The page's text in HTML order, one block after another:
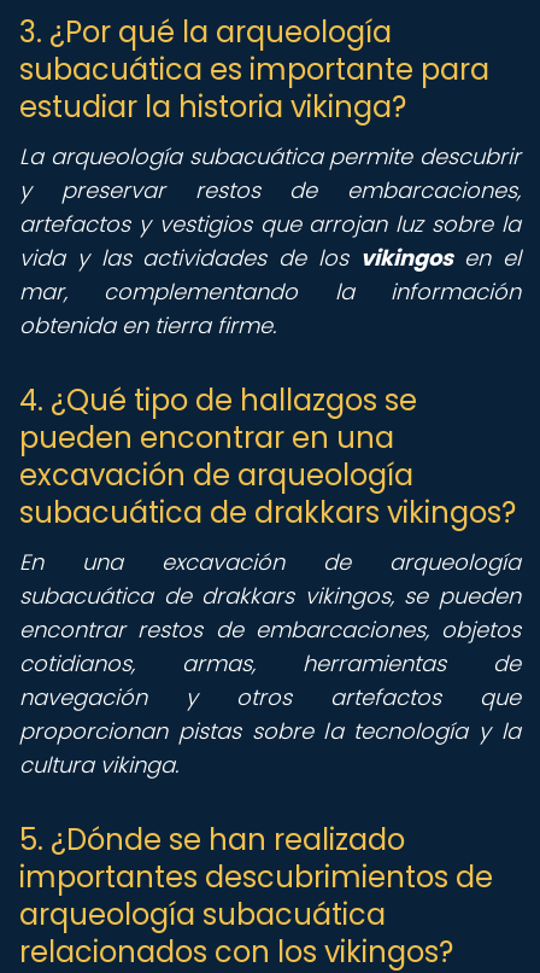
3. ¿Por qué la arqueología
subacuática es importante para
estudiar la historia vikinga?
La arqueología subacuática permite descubrir
y preservar restos de embarcaciones,
artefactos y vestigios que arrojan luz sobre la
vida y las actividades de los vikingosen el
mar, complementando la información
obtenida en tierra firme.
4. ¿Qué tipo de hallazgos se
pueden encontrar en una
excavación de arqueología
subacuática de drakkars vikingos?
En una excavación de arqueología
subacuática de drakkars vikingos, se pueden
encontrar restos de embarcaciones, objetos
cotidianos, armas, herramientas de
navegación y otros artefactos que
proporcionan pistas sobre la tecnología y la
cultura vikinga.
5. ¿Dónde se han realizado
importantes descubrimientos de
arqueología subacuática
relacionados con los vikingos?